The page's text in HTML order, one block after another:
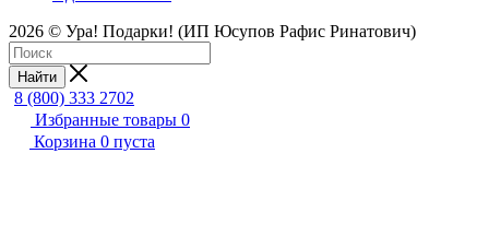
2026 © Ура! Подарки! (ИП Юсупов Рафис Ринатович)
Найти
8 (800) 333 2702
Избранные товары 0
Корзина 0 пуста